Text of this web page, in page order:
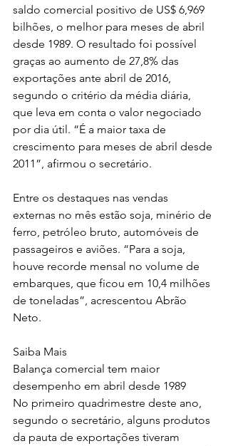
saldo comercial positivo de US$ 6,969
bilhões, o melhor para meses de abril
desde 1989. O resultado foi possível
graças ao aumento de 27,8% das
exportações ante abril de 2016,
segundo o critério da média diária,
que leva em conta o valor negociado
por dia útil. “É a maior taxa de
crescimento para meses de abril desde
2011”, afirmou o secretário.
Entre os destaques nas vendas
externas no mês estão soja, minério de
ferro, petróleo bruto, automóveis de
passageiros e aviões. “Para a soja,
houve recorde mensal no volume de
embarques, que ficou em 10,4 milhões
de toneladas”, acrescentou Abrão
Neto.
Saiba Mais
Balança comercial tem maior
desempenho em abril desde 1989
No primeiro quadrimestre deste ano,
segundo o secretário, alguns produtos
da pauta de exportações tiveram